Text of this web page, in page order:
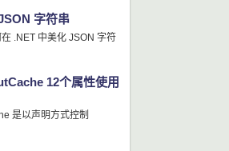
字符串
.NET 中美化 JSON 字符
12个属性使用
是以声明方式控制